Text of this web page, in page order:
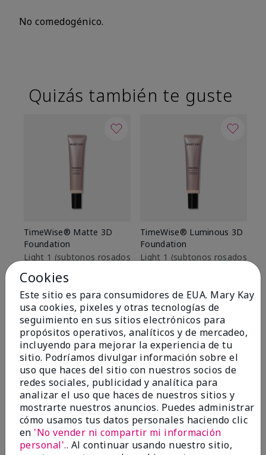
No comedogénico.
Quizás también te guste
TimeWise® Matte 3D
Foundation
Light 1​ (subtonos rosados
$28.00
TimeWise® Luminous 3D
Foundation
Light 1​ (subtonos rosados
Cookies
Este sitio es para consumidores de EUA. Mary Kay
usa cookies, pixeles y otras tecnologías de
seguimiento en sus sitios electrónicos para
propósitos operativos, analíticos y de mercadeo,
incluyendo para mejorar la experiencia de tu
sitio. Podríamos divulgar información sobre el
uso que haces del sitio con nuestros socios de
redes sociales, publicidad y analítica para
analizar el uso que haces de nuestros sitios y
mostrarte nuestros anuncios. Puedes administrar
cómo usamos tus datos personales haciendo clic
en 'No vender ni compartir mi información
personal'.. Al continuar usando nuestro sitio,